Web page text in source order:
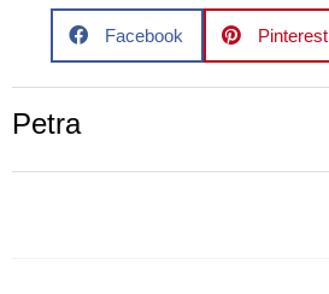
Facebook Pinterest
Petra